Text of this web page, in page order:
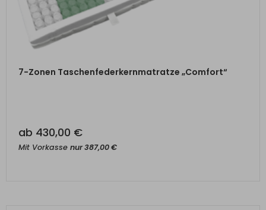
7-Zonen Taschenfederkernmatratze „Comfort“
ab 430,00 €
Mit Vorkasse nur387,00€